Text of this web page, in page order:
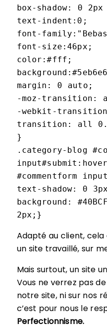
box-shadow: 0
text-indent:0;
font-
font-size:46px;
color:#fff;
margin: 0 auto;
-moz-transition:
-webkit-
transition: all
}
.category-blog
#commentform
text-shadow: 0
background:
2px;}
Adapté au client,
un site travaillé, sur
Mais surtout, un site
Vous ne verrez pas
notre site, ni sur nos
c’est pour nous le
Perfectionnisme.